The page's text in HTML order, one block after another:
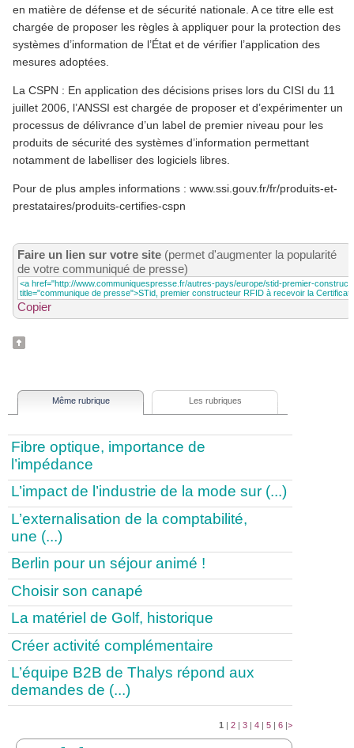
en matière de défense et de sécurité nationale. A ce titre elle est
chargée de proposer les règles à appliquer pour la protection des
systèmes d’information de l’État et de vérifier l’application des
mesures adoptées.
La CSPN : En application des décisions prises lors du CISI du 11
juillet 2006, l’ANSSI est chargée de proposer et d’expérimenter un
processus de délivrance d’un label de premier niveau pour les
produits de sécurité des systèmes d’information permettant
notamment de labelliser des logiciels libres.
Pour de plus amples informations : www.ssi.gouv.fr/fr/produits-et-
prestataires/produits-certifies-cspn
Faire un lien sur votre site (permet d'augmenter la popularité
de votre communiqué de presse)
Copier
Même rubrique Les rubriques
Fibre optique, importance de
l’impédance
L’impact de l’industrie de la mode sur (...)
L’externalisation de la comptabilité,
une (...)
Berlin pour un séjour animé !
Choisir son canapé
La matériel de Golf, historique
Créer activité complémentaire
L’équipe B2B de Thalys répond aux
demandes de (...)
1 |2 |3 |4 |5 |6 |>